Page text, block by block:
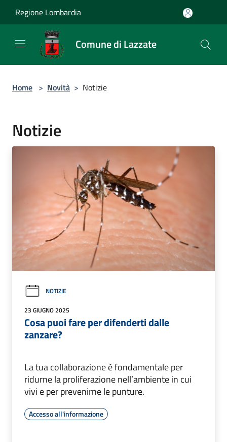
Regione Lombardia
Comune di Lazzate
Home > Novità > Notizie
Notizie
NOTIZIE
23 GIUGNO 2025
Cosa puoi fare per difenderti dalle
zanzare?
La tua collaborazione è fondamentale per
ridurne la proliferazione nell’ambiente in cui
vivi e per prevenirne le punture.
Accesso all'informazione